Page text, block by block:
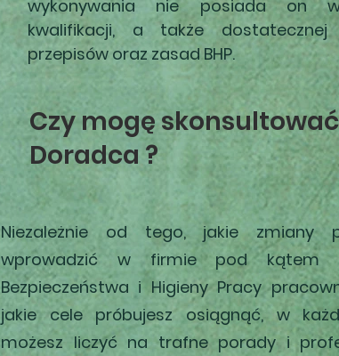
wykonywania nie posiada on
kwalifikacji, a także dostatecznej
przepisów oraz zasad BHP.
Czy mogę skonsultować
Doradca ?
Niezależnie od tego, jakie zmiany
wprowadzić w firmie pod kątem
Bezpieczeństwa i Higieny Pracy
jakie cele próbujesz osiągnąć, w
możesz liczyć na trafne porady i